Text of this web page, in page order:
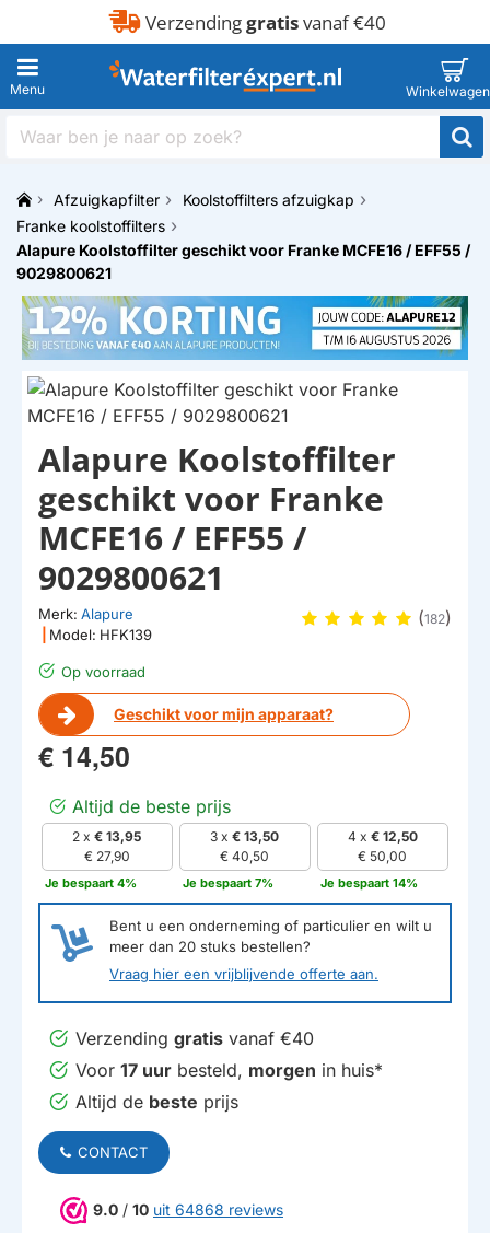
Verzendinggratisvanaf €40
Waar
naar
op
zoek?
h
o
m
e
Afzuigkapfilter
Koolstoffilters afzuigkap
Franke koolstoffilters
Alapure Koolstoffilter geschikt voor Franke MCFE16 / EFF55 /
9029800621
HUISMERK
Op voorraad
Geschikt voor mijn apparaat?
Alapure Koolstoffilter
geschikt voor Franke
MCFE16 / EFF55 /
9029800621
Merk: Alapure
Model: HFK139
(182)
€ 14,50
Altijd de beste prijs
2 x€ 13,95
€ 27,90
Je bespaart 4%
3 x€ 13,50
€ 40,50
Je bespaart 7%
4 x € 12,50
€ 50,00
Je bespaart 14%
Bent u een onderneming of particulier en wilt u
meer dan 20 stuks bestellen?
Vraag hier een vrijblijvende offerte aan.
Verzending gratis vanaf €40
Voor 17 uur besteld, morgen in huis*
Altijd de beste prijs
CONTACT
9.0 / 10 uit 64868 reviews